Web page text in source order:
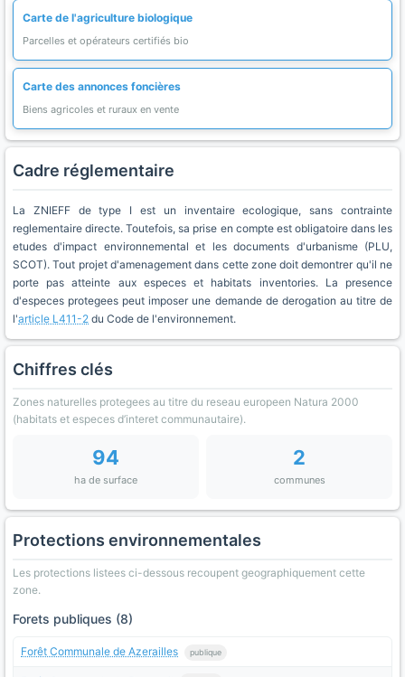
Carte de l'agriculture biologique
Parcelles et opérateurs certifiés bio
Carte des annonces foncières
Biens agricoles et ruraux en vente
Cadre réglementaire
La ZNIEFF de type I est un inventaire ecologique, sans contrainte
reglementaire directe. Toutefois, sa prise en compte est obligatoire dans les
etudes d'impact environnemental et les documents d'urbanisme (PLU,
SCOT). Tout projet d'amenagement dans cette zone doit demontrer qu'il ne
porte pas atteinte aux especes et habitats inventories. La presence
d'especes protegees peut imposer une demande de derogation au titre de
l'article L411-2 du Code de l'environnement.
Chiffres clés
Zones naturelles protegees au titre du reseau europeen Natura 2000
(habitats et especes d’interet communautaire).
94
ha de surface
2
communes
Protections environnementales
Les protections listees ci-dessous recoupent geographiquement cette
zone.
Forets publiques (8)
Forêt Communale de Azerailles publique